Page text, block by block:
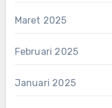
Maret 2025
Februari 2025
Januari 2025